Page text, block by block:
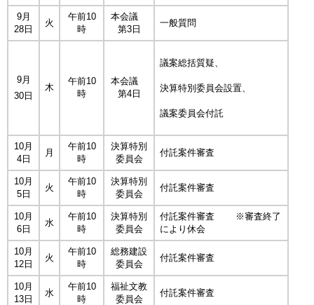
9月
28日
火
午前10
時
本会議
第3日
一般質問
9月
30日
木
午前10
時
本会議
第4日
議案総括質疑、
決算特別委員会設置、
議案委員会付託
10月
4日
月
午前10
時
決算特別
委員会
付託案件審査
10月
5日
火
午前10
時
決算特別
委員会
付託案件審査
10月
6日
水
午前10
時
決算特別
委員会
付託案件審査 ※審査終了
により休会
10月
12日
火
午前10
時
総務建設
委員会
付託案件審査
10月
13日
水
午前10
時
福祉文教
委員会
付託案件審査